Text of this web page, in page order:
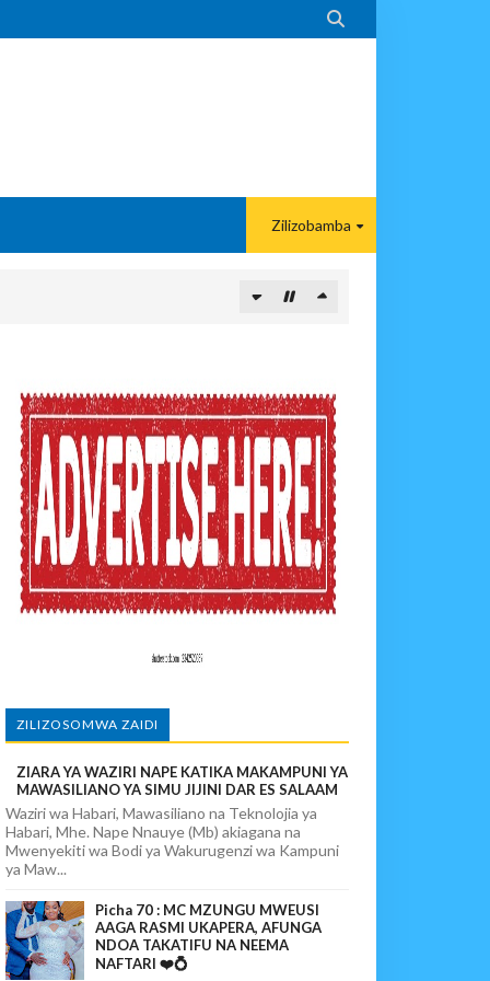

Zilizobamba
KWA VIJANA BBT
Usomaji Wa Viganja Ulipofichua Siri Na Njia Zangu Za
Mikosi Na Kushuhudia Tajiriba Ikirejea Nyumbani
Mimba Na Kufuta Machozi Yangu
ZILIZOSOMWA ZAIDI
ZIARA YA WAZIRI NAPE KATIKA MAKAMPUNI YA
MAWASILIANO YA SIMU JIJINI DAR ES SALAAM
Waziri wa Habari, Mawasiliano na Teknolojia ya
Habari, Mhe. Nape Nnauye (Mb) akiagana na
Mwenyekiti wa Bodi ya Wakurugenzi wa Kampuni
ya Maw...
Picha 70 : MC MZUNGU MWEUSI
AAGA RASMI UKAPERA, AFUNGA
NDOA TAKATIFU NA NEEMA
NAFTARI ❤️💍